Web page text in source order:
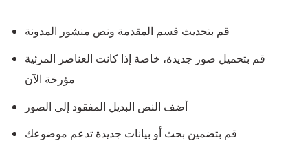
قم بتحديث قسم المقدمة ونص منشور المدونة
قم بتحميل صور جديدة، خاصة إذا كانت العناصر المرئية
مؤرخة الآن
أضف النص البديل المفقود إلى الصور
قم بتضمين بحث أو بيانات جديدة تدعم موضوعك